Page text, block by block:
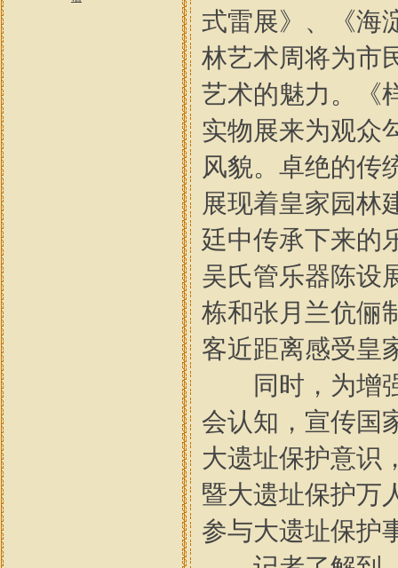
式雷展》、《海
林艺术周将为市
艺术的魅力。《
实物展来为观众
风貌。卓绝的传
展现着皇家园林
廷中传承下来
吴氏管乐器陈设
栋和张月兰伉俪
客近距离感受皇
同时，为增强
会认知，宣传国
大遗址保护意识
暨大遗址保护万
参与大遗址保护